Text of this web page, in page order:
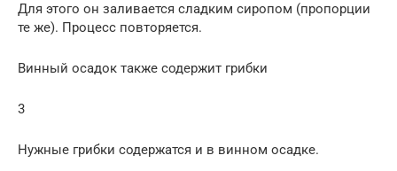
Для этого он заливается сладким сиропом (пропорции
те же). Процесс повторяется.
Винный осадок также содержит грибки
3
Нужные грибки содержатся и в винном осадке.